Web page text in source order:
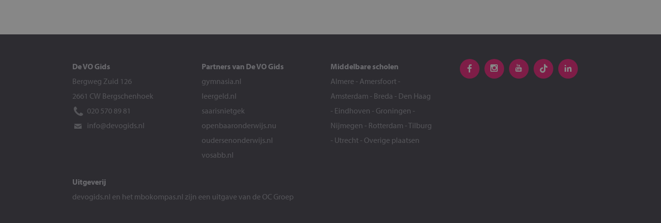
De VO Gids
Bergweg Zuid 126
2661 CW Bergschenhoek
020 570 89 81
info@devogids.nl
Partners van De VO Gids
gymnasia.nl
leergeld.nl
saarisnietgek
openbaaronderwijs.nu
oudersenonderwijs.nl
vosabb.nl
Middelbare scholen
Almere - Amersfoort -
Amsterdam - Breda - Den Haag
- Eindhoven - Groningen -
Nijmegen - Rotterdam -Tilburg
- Utrecht - Overige plaatsen
Uitgeverij
devogids.nl en het mbokompas.nl zijn een uitgave van de OC Groep